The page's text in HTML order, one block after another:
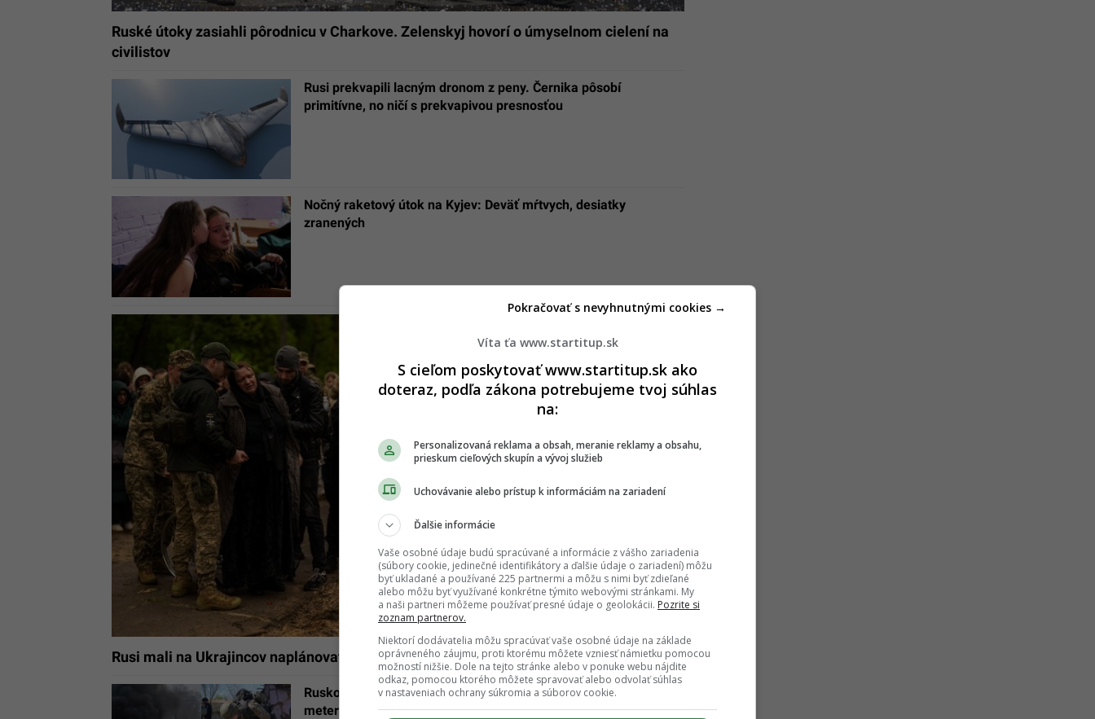
Ruské útoky zasiahli pôrodnicu v Charkove. Zelenskyj hovorí o úmyselnom cielení na
civilistov
Rusi prekvapili lacným dronom z peny. Černika pôsobí
primitívne, no ničí s prekvapivou presnosťou
Nočný raketový útok na Kyjev: Deväť mŕtvych, desiatky
zranených
Rusi mali na Ukrajincov naplánovať prepracovanú fintu, hlási expert. A môže im to vyjsť
Rusko spustilo nový útok a rovno masívne zlyhalo. Nezískali ani
meter územia, raduje sa Ukrajina
Víta ťa www.startitup.sk
S cieľom poskytovať www.startitup.sk ako
doteraz, podľa zákona potrebujeme tvoj súhlas
na:
Personalizovaná reklama a obsah, meranie reklamy a obsahu,
prieskum cieľových skupín a vývoj služieb
Uchovávanie alebo prístup k informáciám na zariadení
Ďalšie informácie
Vaše osobné údaje budú spracúvané a informácie z vášho zariadenia
(súbory cookie, jedinečné identifikátory a ďalšie údaje o zariadení) môžu
byť ukladané a používané 225 partnermi a môžu s nimi byť zdieľané
alebo môžu byť využívané konkrétne týmito webovými stránkami. My
a naši partneri môžeme používať presné údaje o geolokácii. Pozrite si
zoznam partnerov.
Niektorí dodávatelia môžu spracúvať vaše osobné údaje na základe
oprávneného záujmu, proti ktorému môžete vzniesť námietku pomocou
možností nižšie. Dole na tejto stránke alebo v ponuke webu nájdite
odkaz, pomocou ktorého môžete spravovať alebo odvolať súhlas
v nastaveniach ochrany súkromia a súborov cookie.
Pokračovať s nevyhnutnými cookies →